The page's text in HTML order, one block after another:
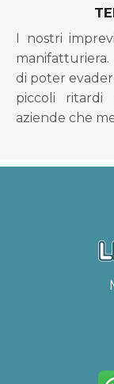
I nostri
di poter
piccoli ritardi
aziende che